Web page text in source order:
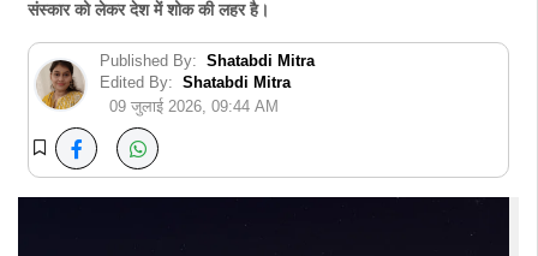
संस्कार को लेकर देश में शोक की लहर है।
Published By: Shatabdi Mitra
Edited By: Shatabdi Mitra
09 जुलाई 2026, 09:44 AM